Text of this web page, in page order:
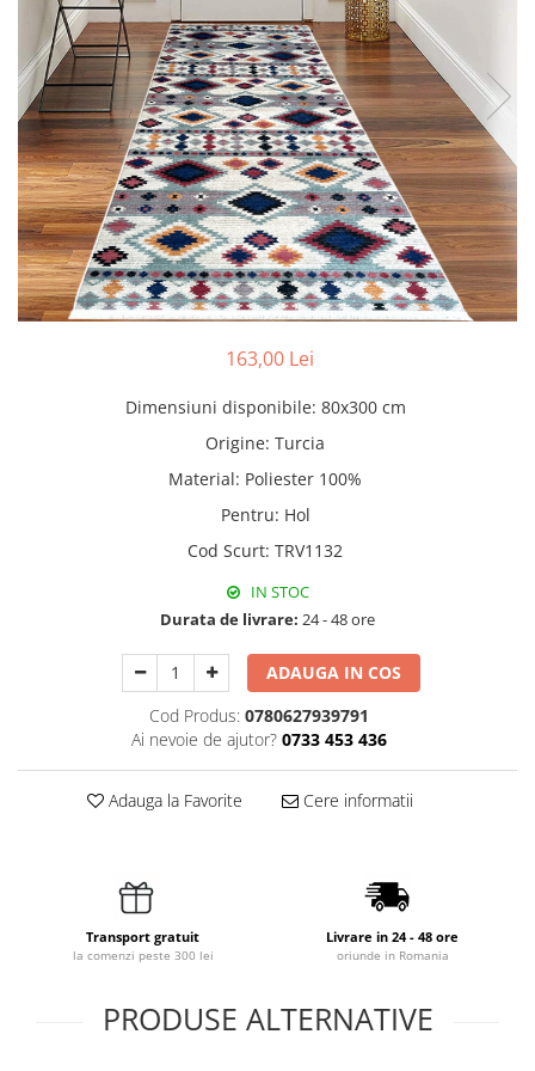
Pilote cu blăniță
163,00 Lei
Dimensiuni disponibile: 80x300 cm
Origine: Turcia
Material: Poliester 100%
Pentru: Hol
Cod Scurt: TRV1132
IN STOC
Durata de livrare: 24 - 48 ore
ADAUGA IN COS
Cod Produs: 0780627939791
Ai nevoie de ajutor? 0733 453 436
Adauga la Favorite Cere informatii
Transport gratuit
la comenzi peste 300 lei
Livrare in 24 - 48 ore
oriunde in Romania
PRODUSE ALTERNATIVE